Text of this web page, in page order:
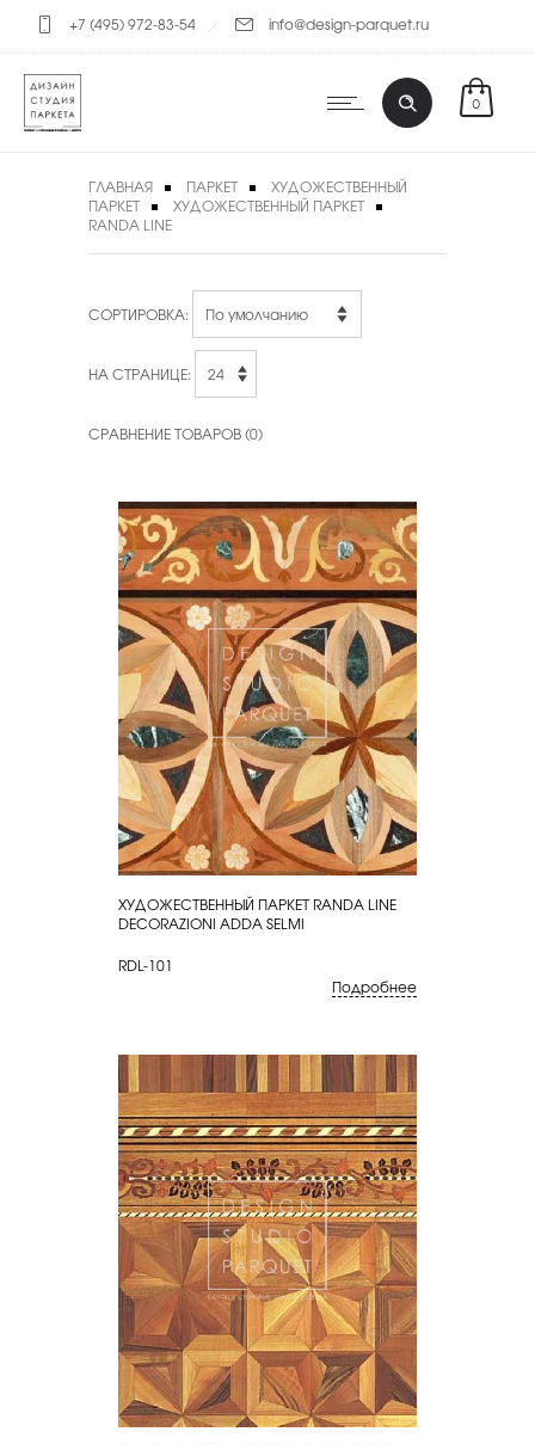
+7 (495) 972-83-54 info@design-parquet.ru
0
ГЛАВНАЯ ПАРКЕТ
ХУДОЖЕСТВЕННЫЙ
ПАРКЕТ
ХУДОЖЕСТВЕННЫЙ ПАРКЕТ
RANDA LINE
СОРТИРОВКА:
НА СТРАНИЦЕ:
СРАВНЕНИЕ ТОВАРОВ (0)
КУПИТЬ
ХУДОЖЕСТВЕННЫЙ ПАРКЕТ RANDA LINE
DECORAZIONI ADDA SELMI
RDL-101
Подробнее